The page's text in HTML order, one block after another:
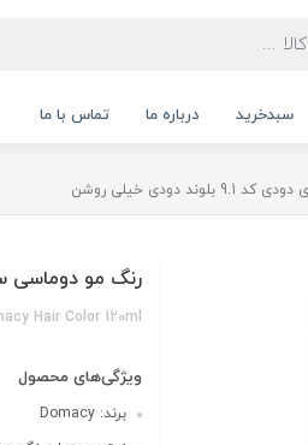
سبدخرید درباره ما تماس با ما
دودی خیلی روشن
رنگ مو دوماسی سری دودی کد
Hair Color 120ml
ویژگی‌های محصول
برند: Domacy